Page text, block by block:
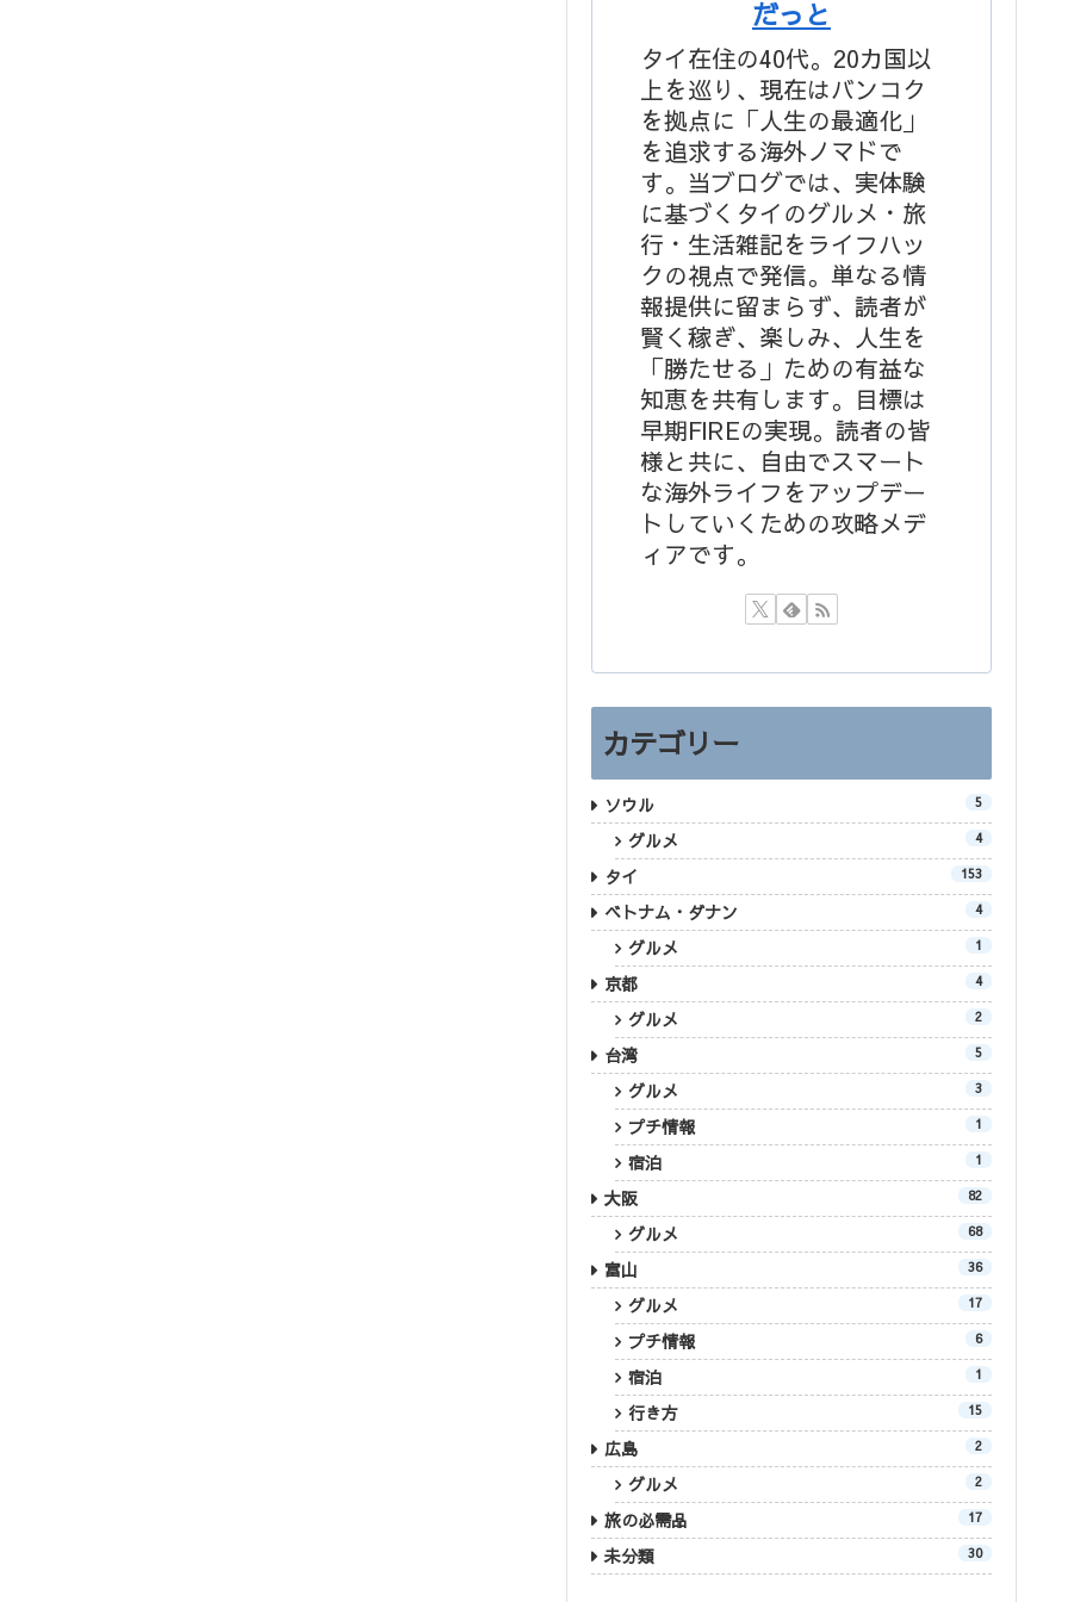
だっと
タイ在住の40代。20カ国以
上を巡り、現在はバンコク
を拠点に「人生の最適化」
を追求する海外ノマドで
す。当ブログでは、実体験
に基づくタイのグルメ・旅
行・生活雑記をライフハッ
クの視点で発信。単なる情
報提供に留まらず、読者が
賢く稼ぎ、楽しみ、人生を
「勝たせる」ための有益な
知恵を共有します。目標は
早期FIREの実現。読者の皆
様と共に、自由でスマート
な海外ライフをアップデー
トしていくための攻略メデ
ィアです。
カテゴリー
ソウル 5
グルメ 4
タイ 153
ベトナム・ダナン 4
グルメ 1
京都 4
グルメ 2
台湾 5
グルメ 3
プチ情報 1
宿泊 1
大阪 82
グルメ 68
富山 36
グルメ 17
プチ情報 6
宿泊 1
行き方 15
広島 2
グルメ 2
旅の必需品 17
未分類 30